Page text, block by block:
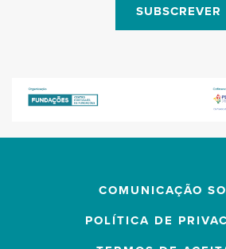
SUBSCREVER
COMUNICAÇÃO
POLÍTICA DE